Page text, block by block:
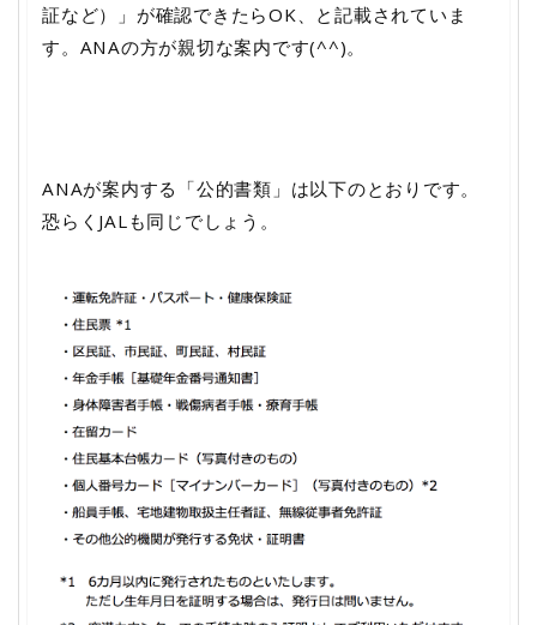
証など）」が確認できたらOK、と記載されていま
す。ANAの方が親切な案内です(^^)。
ANAが案内する「公的書類」は以下のとおりです。
恐らくJALも同じでしょう。